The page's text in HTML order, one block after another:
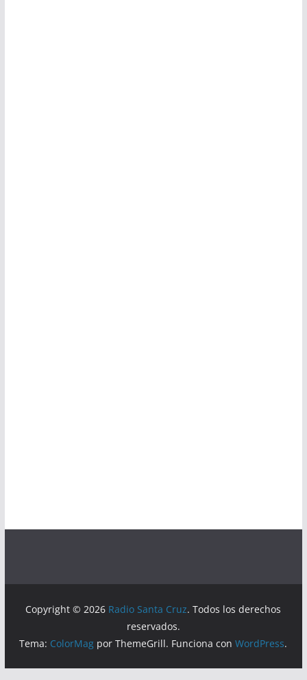
Copyright © 2026 Radio Santa Cruz. Todos los derechos
reservados.
Tema: ColorMag por ThemeGrill. Funciona conWordPress.